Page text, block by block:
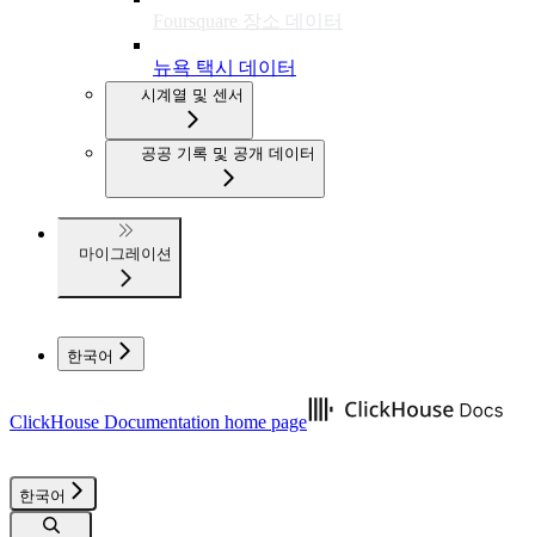
Foursquare 장소 데이터
뉴욕 택시 데이터
시계열 및 센서
공공 기록 및 공개 데이터
마이그레이션
한국어
ClickHouse Documentation home page
한국어